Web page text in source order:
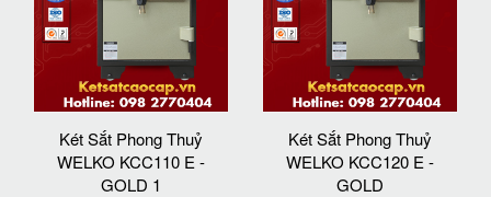
Két Sắt Phong Thuỷ
WELKO KCC110 E -
GOLD 1
Két Sắt Phong Thuỷ
WELKO KCC120 E -
GOLD